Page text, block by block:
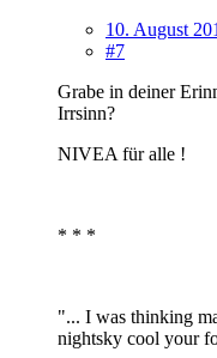
10. August
#7
Grabe in deiner
Irrsinn?
NIVEA für alle !
* * *
"... I was thinking
nightsky cool your